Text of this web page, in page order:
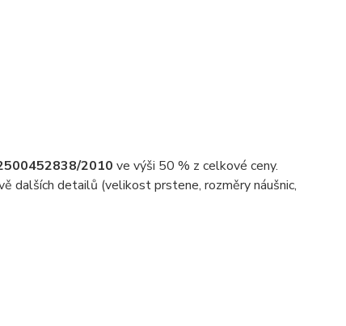
2010 ve výši 50 % z celkové ceny.
dalších detailů (velikost prstene, rozměry náušnic,